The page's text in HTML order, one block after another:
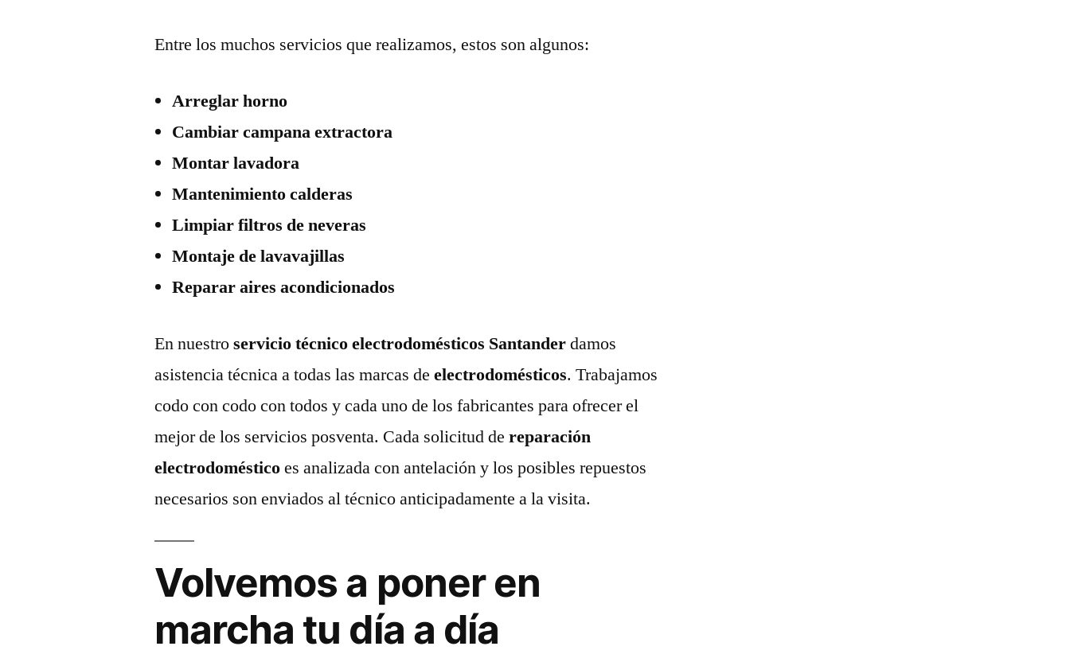
Entre los muchos servicios que realizamos, estos son algunos:
Arreglar horno
Cambiar campana extractora
Montar lavadora
Mantenimiento calderas
Limpiar filtros de neveras
Montaje de lavavajillas
Reparar aires acondicionados
En nuestroservicio técnico electrodomésticos Santanderdamos
asistencia técnica a todas las marcas deelectrodomésticos. Trabajamos
codo con codo con todos y cada uno de los fabricantes para ofrecer el
mejor de los servicios posventa. Cada solicitud dereparación
electrodomésticoes analizada con antelación y los posibles repuestos
necesarios son enviados al técnico anticipadamente a la visita.
Volvemos a poner en
marcha tu día a día